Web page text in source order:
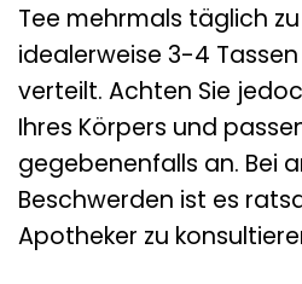
Tee mehrmals täglich
idealerweise 3-4
verteilt. Achten Sie
Ihres Körpers und
gegebenenfalls an. Bei
Beschwerden ist es
Apotheker zu